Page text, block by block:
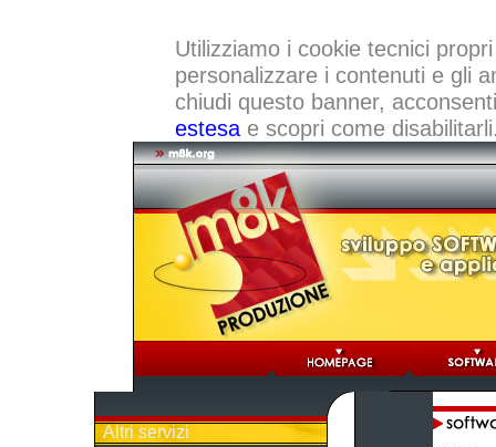
Utilizziamo i cookie tecnici
personalizzare i contenuti e gli
chiudi questo banner,
estesae scopri come
Altri servizi